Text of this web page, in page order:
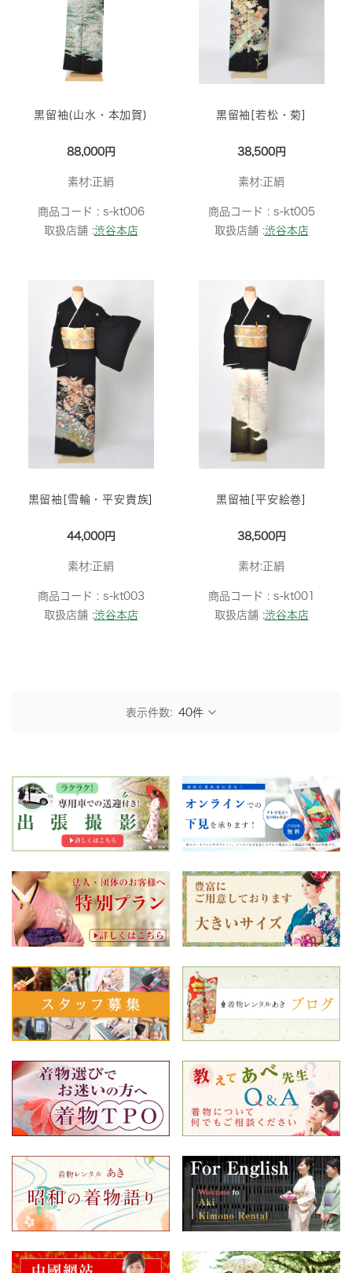
黒留袖(山水・本加賀)
88,000円
素材:正絹
商品コード : s-kt006
取扱店舗 :渋谷本店
黒留袖[若松・菊]
38,500円
素材:正絹
商品コード : s-kt005
取扱店舗 :渋谷本店
黒留袖[雪輪・平安貴族]
44,000円
素材:正絹
商品コード : s-kt003
取扱店舗 :渋谷本店
黒留袖[平安絵巻]
38,500円
素材:正絹
商品コード : s-kt001
取扱店舗 :渋谷本店
表示件数: